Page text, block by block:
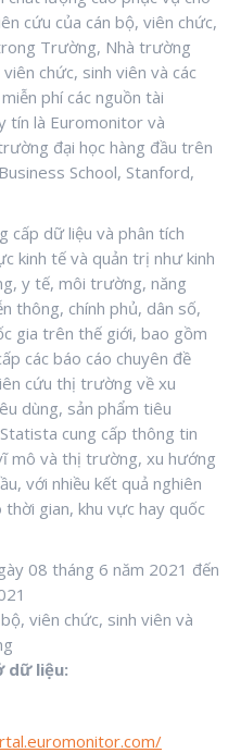
cứu của cán bộ, viên chức,
Trường, Nhà trường
chức, sinh viên và các
phí các nguồn tài
tín là Euromonitor và
đại học hàng đầu trên
School, Stanford,
cấp dữ liệu và phân tích
kinh tế và quản trị như kinh
y tế, môi trường, năng
thông, chính phủ, dân số,
gia trên thế giới, bao gồm
các báo cáo chuyên đề
cứu thị trường về xu
dùng, sản phẩm tiêu
cung cấp thông tin
mô và thị trường, xu hướng
với nhiều kết quả nghiên
gian, khu vực hay quốc
08 tháng 6 năm 2021 đến
bộ, viên chức, sinh viên và
dữ liệu: